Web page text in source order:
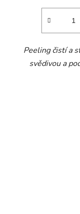
Peeling čistí a
svědivou a